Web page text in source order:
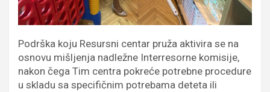
Podrška koju Resursni centar pruža aktivira se na
osnovu mišljenja nadležne Interresorne komisije,
nakon čega Tim centra pokreće potrebne procedure
u skladu sa specifičnim potrebama deteta ili